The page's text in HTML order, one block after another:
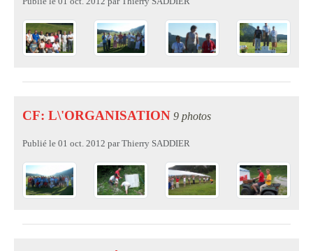
CF: L\'ORGANISATION 9 photos
Publié le 01 oct. 2012 parThierry SADDIER